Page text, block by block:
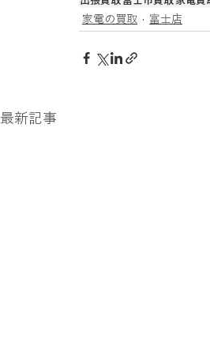
家電の買取 富士店
最新記事